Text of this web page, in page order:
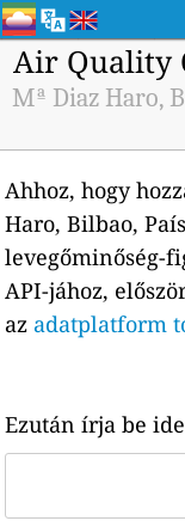
Air Quality
Mª Diaz Haro,
Ahhoz, hogy
Haro, Bilbao,
levegőminőség-
API-jához,
az adatplatform
Ezután írja be